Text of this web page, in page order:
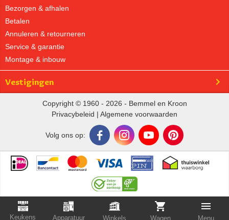
Keukens Apparatuur Winkels Wagen Menu
Bezorgen & afhalen
Betalen
Annuleren & retourneren
Service & garantie
Montage & inbouw
Vestigingen
Copyright © 1960 - 2026 - Bemmel en Kroon
Privacybeleid | Algemene voorwaarden
Volg ons op: